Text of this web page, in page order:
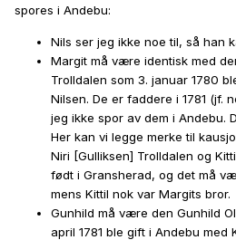
spores i Andebu:
Nils ser jeg ikke noe til, så han
Margit må være identisk med
Trolldalen som 3. januar 1780
Nilsen. De er faddere i 1781 (jf.
jeg ikke spor av dem i Andebu.
Her kan vi legge merke til
Niri [Gulliksen] Trolldalen og
født i Gransherad, og det må
mens Kittil nok var Margits bror.
Gunhild må være den Gunhild
april 1781 ble gift i Andebu med